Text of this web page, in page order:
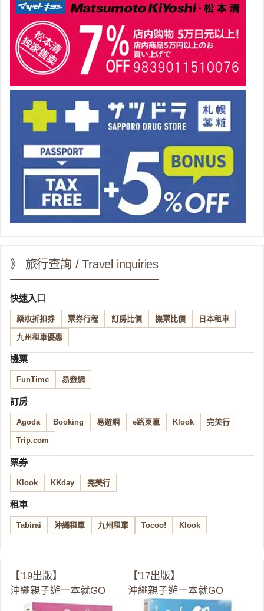
》 旅行查詢 / Travel inquiries
快速入口
藥妝折扣券 票券行程 訂房比價 機票比價 日本租車
九州租車優惠
機票
FunTime 易遊網
訂房
Agoda Booking 易遊網 e路東瀛 Klook 完美行
Trip.com
票券
Klook KKday 完美行
租車
Tabirai 沖繩租車 九州租車 Tocoo! Klook
【'19出版】
沖繩親子遊一本就GO
【'17出版】
沖繩親子遊一本就GO